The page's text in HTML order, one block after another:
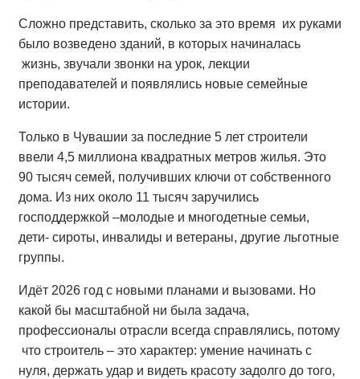
Сложно представить, сколько за это время их руками
было возведено зданий, в которых начиналась
жизнь, звучали звонки на урок, лекции
преподавателей и появлялись новые семейные
истории.
Только в Чувашии за последние 5 лет строители
ввели 4,5 миллиона квадратных метров жилья. Это
90 тысяч семей, получивших ключи от собственного
дома. Из них около 11 тысяч заручились
господдержкой –молодые и многодетные семьи,
дети- сироты, инвалиды и ветераны, другие льготные
группы.
Идёт 2026 год с новыми планами и вызовами. Но
какой бы масштабной ни была задача,
профессионалы отрасли всегда справлялись, потому
что строитель – это характер: умение начинать с
нуля, держать удар и видеть красоту задолго до того,